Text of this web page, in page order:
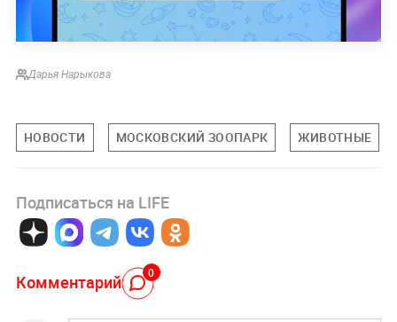
Дарья Нарыкова
НОВОСТИ МОСКОВСКИЙ ЗООПАРК ЖИВОТНЫЕ
Подписаться на LIFE
Комментарий 0